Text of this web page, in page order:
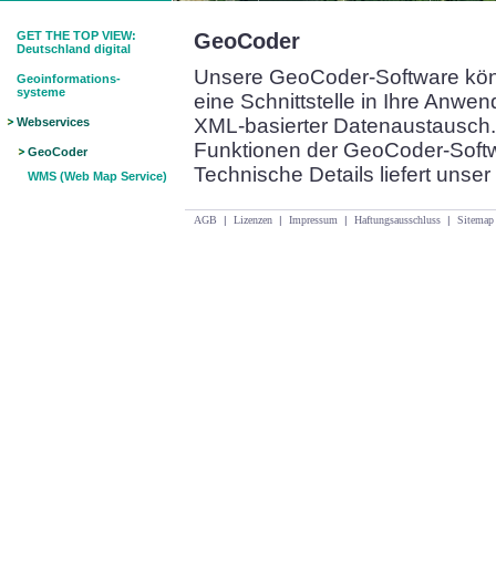
GET THE TOP VIEW:
Deutschland digital
Geoinformations-
systeme
Webservices
GeoCoder
WMS (Web Map Service)
GeoCoder
Unsere GeoCoder-Software
eine Schnittstelle in Ihre
XML-basierter
Funktionen der GeoCoder-
Technische Details liefert
AGB | Lizenzen | Impressum | Haftungsausschluss | Sitemap